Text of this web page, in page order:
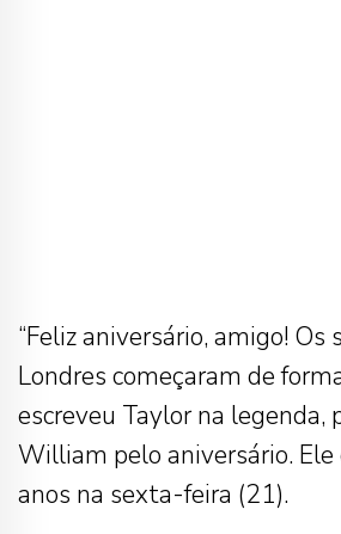
“Feliz aniversário, amigo! Os
Londres começaram de
escreveu Taylor na legenda,
William pelo aniversário.
anos na sexta-feira (21).